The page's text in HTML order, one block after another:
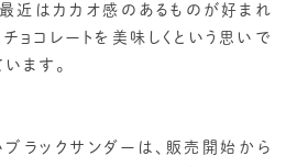
最近はカカオ感のあるものが好まれ
ョコレートを美味しくという思いで
ます。
ラックサンダーは、販売開始から